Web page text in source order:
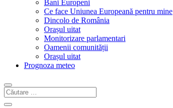
Bani Europeni
Ce face Uniunea Europeană pentru mine
Dincolo de România
Orașul uitat
Monitorizare parlamentari
Oamenii comunității
Orașul uitat
Prognoza meteo